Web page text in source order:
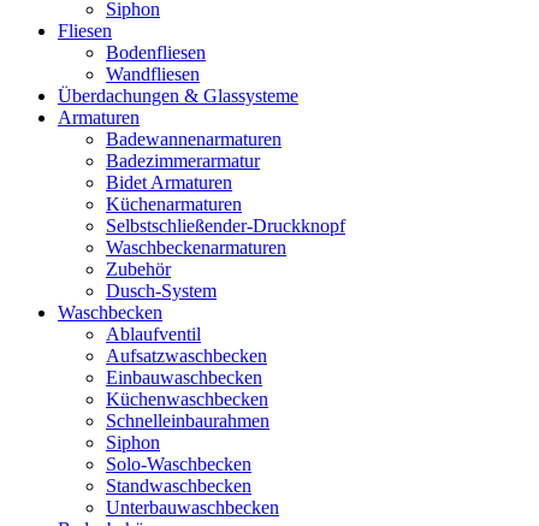
Siphon
Fliesen
Bodenfliesen
Wandfliesen
Überdachungen & Glassysteme
Armaturen
Badewannenarmaturen
Badezimmerarmatur
Bidet Armaturen
Küchenarmaturen
Selbstschließender-Druckknopf
Waschbeckenarmaturen
Zubehör
Dusch-System
Waschbecken
Ablaufventil
Aufsatzwaschbecken
Einbauwaschbecken
Küchenwaschbecken
Schnelleinbaurahmen
Siphon
Solo-Waschbecken
Standwaschbecken
Unterbauwaschbecken